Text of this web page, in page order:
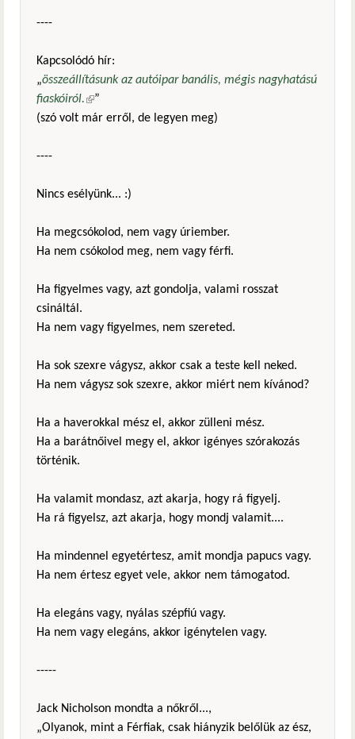
----
Kapcsolódó hír:
„összeállításunk az autóipar banális, mégis nagyhatású
fiaskóiról.(külső hivatkozás)
”
(szó volt már erről, de legyen meg)
----
Nincs esélyünk... :)
Ha megcsókolod, nem vagy úriember.
Ha nem csókolod meg, nem vagy férfi.
Ha figyelmes vagy, azt gondolja, valami rosszat
csináltál.
Ha nem vagy figyelmes, nem szereted.
Ha sok szexre vágysz, akkor csak a teste kell neked.
Ha nem vágysz sok szexre, akkor miért nem kívánod?
Ha a haverokkal mész el, akkor zülleni mész.
Ha a barátnőivel megy el, akkor igényes szórakozás
történik.
Ha valamit mondasz, azt akarja, hogy rá figyelj.
Ha rá figyelsz, azt akarja, hogy mondj valamit....
Ha mindennel egyetértesz, amit mondja papucs vagy.
Ha nem értesz egyet vele, akkor nem támogatod.
Ha elegáns vagy, nyálas szépfiú vagy.
Ha nem vagy elegáns, akkor igénytelen vagy.
-----
Jack Nicholson mondta a nőkről...,
„Olyanok, mint a Férfiak, csak hiányzik belőlük az ész,